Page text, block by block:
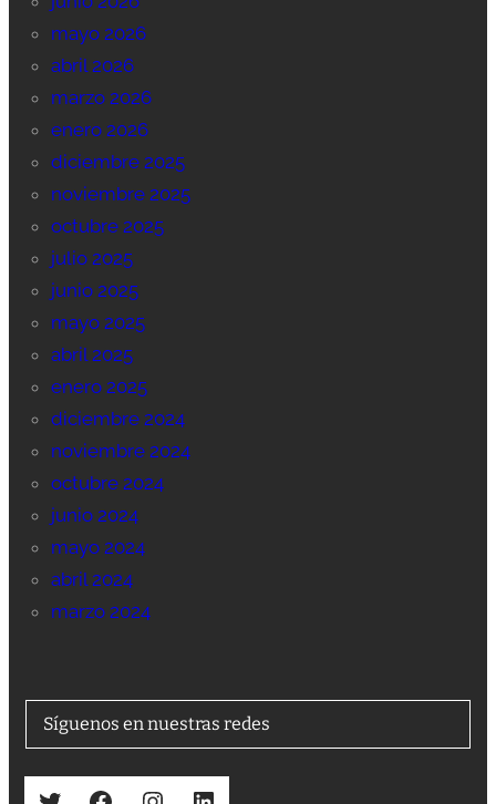
mayo 2026
abril 2026
marzo 2026
enero 2026
diciembre 2025
noviembre 2025
octubre 2025
julio 2025
junio 2025
mayo 2025
abril 2025
enero 2025
diciembre 2024
noviembre 2024
octubre 2024
junio 2024
mayo 2024
abril 2024
marzo 2024
Síguenos en nuestras redes